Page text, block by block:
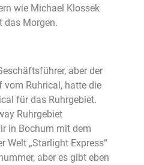
wie Michael Klossek
das Morgen.
aber der
vom Ruhrical, hatte die
für das Ruhrgebiet.
Ruhrgebiet
in Bochum mit dem
Welt „Starlight Express“
aber es gibt eben